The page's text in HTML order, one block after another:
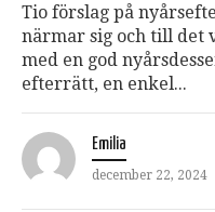
Tio förslag på
närmar sig och till det
med en god
efterrätt, en enkel...
Emilia
december 22, 2024